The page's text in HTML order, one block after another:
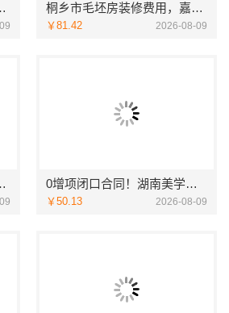
司武功分公司精工打造 桐乡市毛坯房装修费用，嘉兴锦居装饰材料有限公司透明报价
￥81.42 2026-08-09
有限公司设计施工一体化 0增项闭口合同！湖南美学筑家建材有限公司局部改造更省心
￥50.13 2026-08-09